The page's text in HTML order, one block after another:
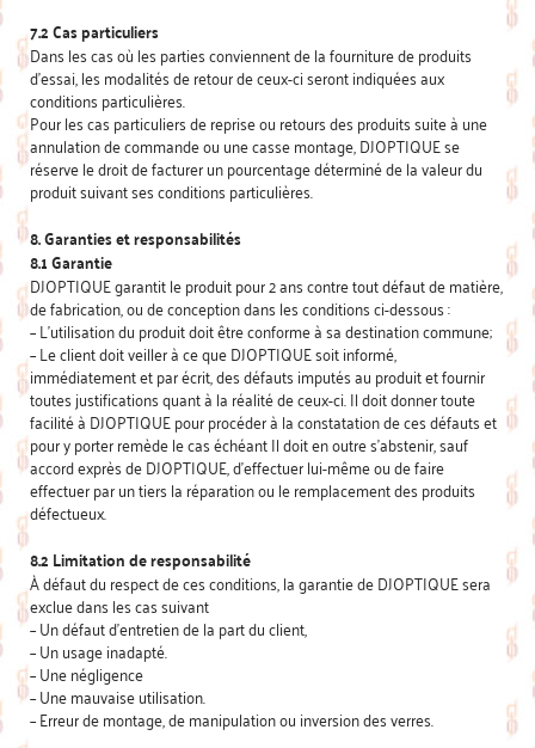
7.2 Cas particuliers
Dans les cas où les parties conviennent de la fourniture de produits
d’essai, les modalités de retour de ceux-ci seront indiquées aux
conditions particulières.
Pour les cas particuliers de reprise ou retours des produits suite à une
annulation de commande ou une casse montage, DJOPTIQUE se
réserve le droit de facturer un pourcentage déterminé de la valeur du
produit suivant ses conditions particulières.
8. Garanties et responsabilités
8.1 Garantie
DJOPTIQUE garantit le produit pour 2 ans contre tout défaut de matière,
de fabrication, ou de conception dans les conditions ci-dessous :
– L’utilisation du produit doit être conforme à sa destination commune;
– Le client doit veiller à ce que DJOPTIQUE soit informé,
immédiatement et par écrit, des défauts imputés au produit et fournir
toutes justifications quant à la réalité de ceux-ci. Il doit donner toute
facilité à DJOPTIQUE pour procéder à la constatation de ces défauts et
pour y porter remède le cas échéant Il doit en outre s’abstenir, sauf
accord exprès de DJOPTIQUE, d’effectuer lui-même ou de faire
effectuer par un tiers la réparation ou le remplacement des produits
défectueux.
8.2 Limitation de responsabilité
À défaut du respect de ces conditions, la garantie de DJOPTIQUE sera
exclue dans les cas suivant
– Un défaut d’entretien de la part du client,
– Un usage inadapté.
– Une négligence
– Une mauvaise utilisation.
– Erreur de montage, de manipulation ou inversion des verres.